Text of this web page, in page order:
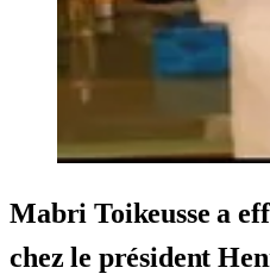
Mabri Toikeusse a
chez le président